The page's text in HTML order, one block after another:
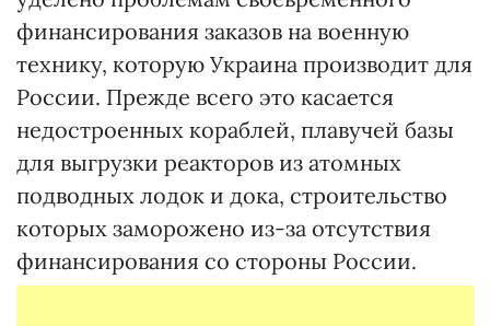
финансирования заказов на военную
технику, которую Украина производит для
России. Прежде всего это касается
недостроенных кораблей, плавучей базы
для выгрузки реакторов из атомных
подводных лодок и дока, строительство
которых заморожено из-за отсутствия
финансирования со стороны России.